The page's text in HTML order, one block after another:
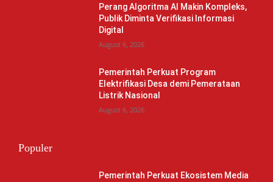
Perang Algoritma AI Makin Kompleks,
Publik Diminta Verifikasi Informasi
Digital
August 6, 2026
Pemerintah Perkuat Program
Elektrifikasi Desa demi Pemerataan
Listrik Nasional
August 6, 2026
Populer
Pemerintah Perkuat Ekosistem Media